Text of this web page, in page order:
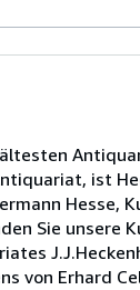
ist
Hesse,
Sie unsere
von Erhard